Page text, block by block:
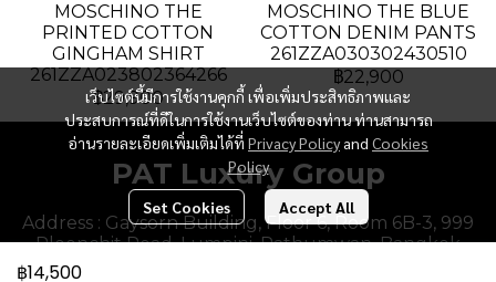
MOSCHINO THE
PRINTED COTTON
GINGHAM SHIRT
261ZZA023802364266
฿29,900
MOSCHINO THE BLUE
COTTON DENIM PANTS
261ZZA030302430510
฿22,900
฿14,500
เว็บไซต์นี้มีการใช้งานคุกกี้ เพื่อเพิ่มประสิทธิภาพและ
ประสบการณ์ที่ดีในการใช้งานเว็บไซต์ของท่าน ท่านสามารถ
อ่านรายละเอียดเพิ่มเติมได้ที่ Privacy Policy and Cookies
Policy
Set Cookies Accept All
PAT Luxury Group
Address : Gaysorn Building, Floor 6, Room 6B-3, 999
Ploenchit Road, Lumpini, Pathumwan, Bangkok